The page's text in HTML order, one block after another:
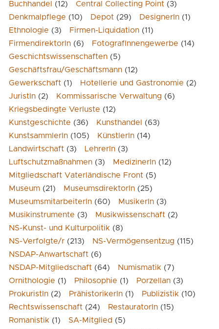
Buchhandel
(12) Central Collecting Point (3)
Denkmalpflege (10) Depot (29) DesignerIn (1)
Ethnologie (3) Firmen-Liquidation (11)
FirmendirektorIn (6) FotografInnengewerbe (14)
Geschichtswissenschaften (5)
Geschäftsfrau/Geschäftsmann (12)
Gewerkschaft (1) Hotellerie und Gastronomie (2)
JuristIn (2) Kommissarische Verwaltung (6)
Kriegsbedingte Verluste (12)
Kunstgeschichte (36) Kunsthandel
(63)
KunstsammlerIn (105) KünstlerIn (14)
Landwirtschaft (3) LehrerIn (3)
Luftschutzmaßnahmen (3) MedizinerIn (12)
Mitgliedschaft Vaterländische Front (5)
Museum (21) MuseumsdirektorIn (25)
MuseumsmitarbeiterIn (60) MusikerIn (3)
Musikinstrumente (3) Musikwissenschaft (2)
NS-Kunst- und Kulturpolitik (8)
NS-Verfolgte/r (213) NS-Vermögensentzug (115)
NSDAP-Anwartschaft (6)
NSDAP-Mitgliedschaft (64) Numismatik (7)
Ornithologie (1) Philosophie (1) Porzellan (3)
ProkuristIn (2) PrähistorikerIn (1) Publizistik (10)
Rechtswissenschaft (24) RestauratorIn (15)
Romanistik (1) SA-Mitglied (5)